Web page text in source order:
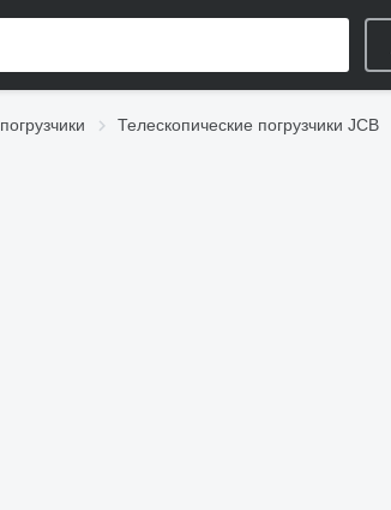
Телескопические погрузчики JCB